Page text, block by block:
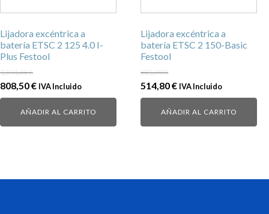
Lijadora excéntrica a
batería ETSC 2 125 4.0 I-
Plus Festool
1.391,48€
El
precio
original
era:
808,50€El
precio
actual
es:
IVA Incluido
AÑADIR AL CARRITO
Lijadora excéntrica a
batería ETSC 2 150-Basic
Festool
885,79€
El
precio
original
era:
514,80€El
precio
actual
es:
IVA Incluido
AÑADIR AL CARRITO